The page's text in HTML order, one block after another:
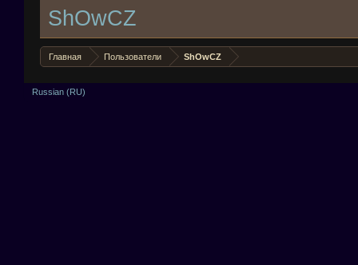
ShOwCZ
Главная Пользователи ShOwCZ
Russian (RU)